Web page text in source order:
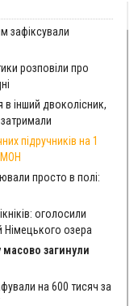
зафіксували
розповіли про
в інший двоколісник,
підручників на 1
МОН
просто в полі:
оголосили
Німецького озера
масово загинули
на 600 тисяч за